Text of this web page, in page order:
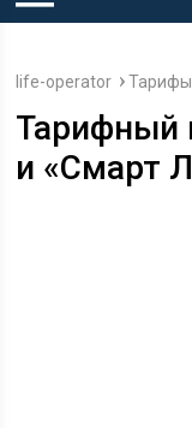
life-operator Тарифы
Тарифный
и «Смарт